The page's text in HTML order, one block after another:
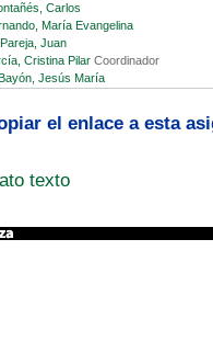
Carlos
María Evangelina
Juan
Cristina Pilar Coordinador
Jesús María
el enlace a esta
texto